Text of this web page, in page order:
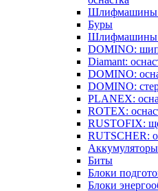
Шлифмашины
Буры
Шлифмашины
DOMINO:
Diamant:
DOMINO:
DOMINO:
PLANEX:
ROTEX:
RUSTOFIX:
RUTSCHER:
Аккумуляторы
Биты
Блоки
Блоки